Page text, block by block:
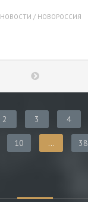
НОВОСТИ / НОВОРОССИЯ
2 3 4
10 ... 38